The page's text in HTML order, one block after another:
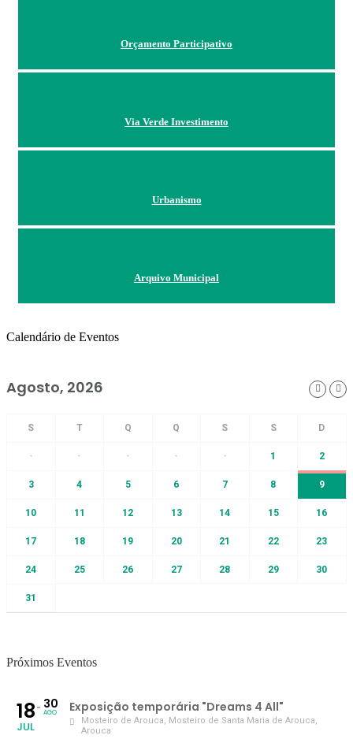
Orçamento Participativo
Via Verde Investimento
Urbanismo
Arquivo Municipal
Calendário de Eventos
Agosto, 2026
- - - - - 1 2
3 4 5 6 7 8 9
10 11 12 13 14 15 16
17 18 19 20 21 22 23
24 25 26 27 28 29 30
31
Próximos Eventos
18
JUL
30
AGO Exposição temporária "Dreams 4 All"
Mosteiro de Arouca, Mosteiro de Santa Maria de Arouca,
Arouca